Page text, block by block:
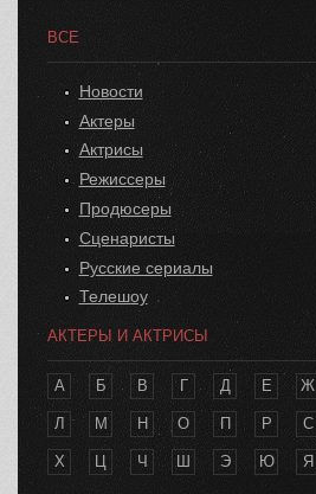
ВСЕ
Новости
Актеры
Актрисы
Режиссеры
Продюсеры
Сценаристы
Русские сериалы
Телешоу
АКТЕРЫ И АКТРИСЫ
А Б В Г Д Е Ж
Л М Н О П Р С
Х Ц Ч Ш Э Ю Я